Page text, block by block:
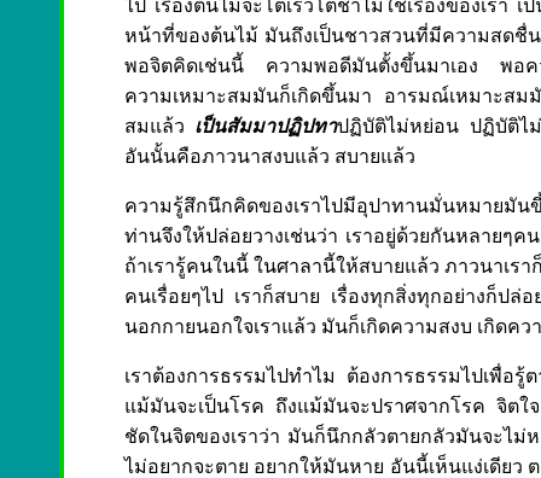
ไป เรื่องต้นไม้จะโตเร็วโตช้าไม่ใช่เรื่องของเรา
หน้าที่ของต้นไม้ มันถึงเป็นชาวสวนที่มีความสด
พอจิตคิดเช่นนี้ ความพอดีมันตั้งขึ้นมาเอง พอค
ความเหมาะสมมันก็เกิดขึ้นมา อารมณ์เหมาะส
สมแล้ว เป็นสัมมาปฏิปทาปฏิบัติไม่หย่อน ปฏิบัติไ
อันนั้นคือภาวนาสงบแล้ว สบายแล้ว
ความรู้สึกนึกคิดของเราไปมีอุปาทานมั่นหมาย
ท่านจึงให้ปล่อยวางเช่นว่า เราอยู่ด้วยกันหลายๆ
ถ้าเรารู้คนในนี้ ในศาลานี้ให้สบายแล้ว ภาวนาเ
คนเรื่อยๆไป เราก็สบาย เรื่องทุกสิ่งทุกอย่างก็ปล่
นอกกายนอกใจเราแล้ว มันก็เกิดความสงบ เกิดค
เราต้องการธรรมไปทำไม ต้องการธรรมไปเพื่อ
แม้มันจะเป็นโรค ถึงแม้มันจะปราศจากโรค จิตใ
ชัดในจิตของเราว่า มันก็นึกกลัวตายกลัวมันจะไ
ไม่อยากจะตาย อยากให้มันหาย อันนี้เห็นแง่เดีย